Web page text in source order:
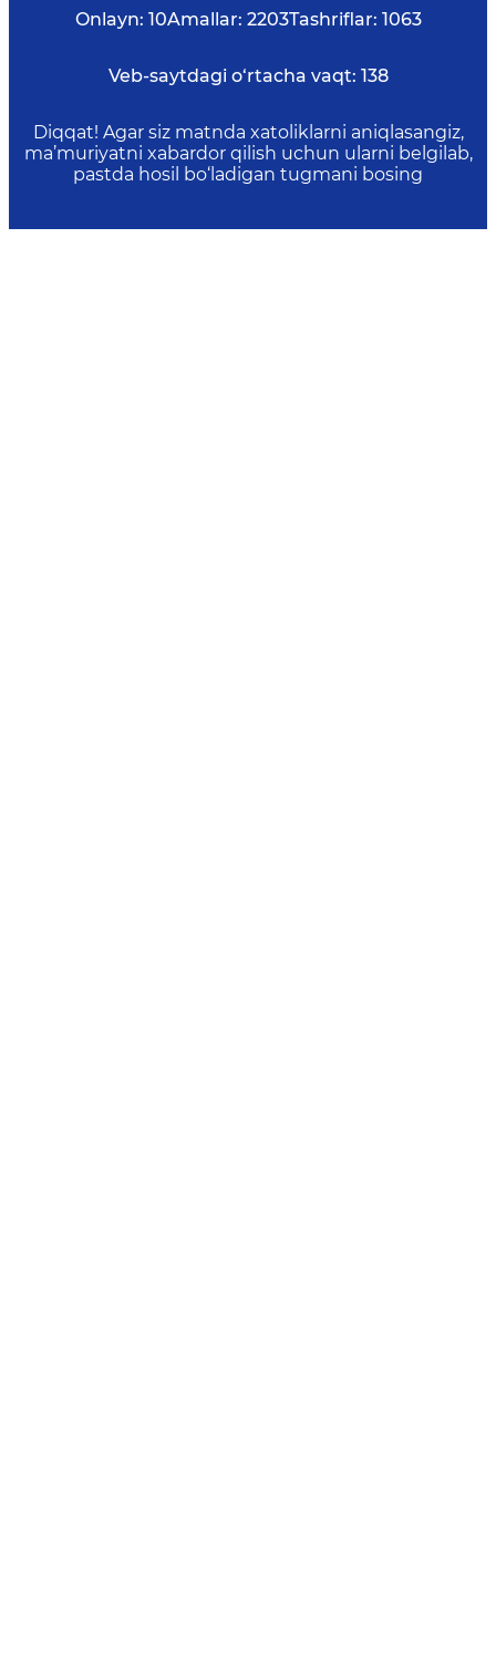
Onlayn: 10Amallar: 2203Tashriflar: 1063
Veb-saytdagi o‘rtacha vaqt: 138
Diqqat! Agar siz matnda xatoliklarni aniqlasangiz,
ma’muriyatni xabardor qilish uchun ularni belgilab,
pastda hosil bo‘ladigan tugmani bosing